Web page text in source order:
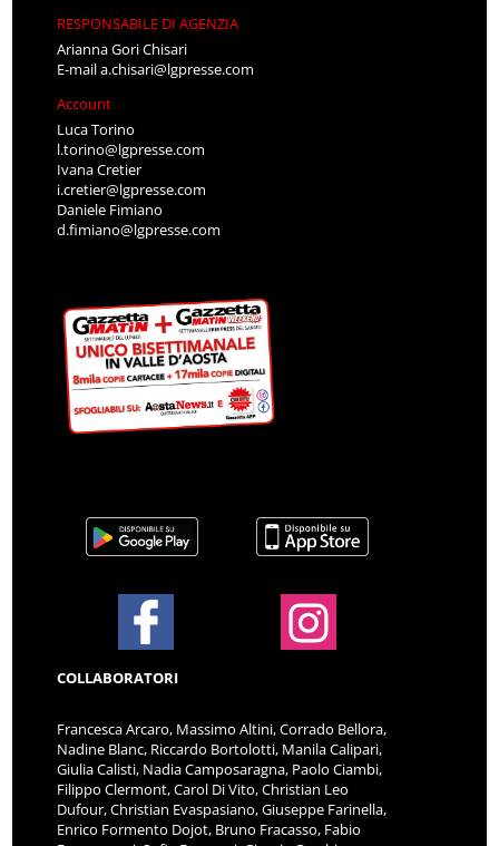
RESPONSABILE DI AGENZIA
Arianna Gori Chisari
E-maila.chisari@lgpresse.com
Account
Luca Torino
l.torino@lgpresse.com
Ivana Cretier
i.cretier@lgpresse.com
Daniele Fimiano
d.fimiano@lgpresse.com
COLLABORATORI
Francesca Arcaro, Massimo Altini, Corrado Bellora,
Nadine Blanc, Riccardo Bortolotti, Manila Calipari,
Giulia Calisti, Nadia Camposaragna, Paolo Ciambi,
Filippo Clermont, Carol Di Vito, Christian Leo
Dufour, Christian Evaspasiano, Giuseppe Farinella,
Enrico Formento Dojot, Bruno Fracasso, Fabio